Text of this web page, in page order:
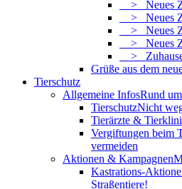
> Neues
> Neues
> Neues
> Neues
> Zuhause
Grüße aus dem
Tierschutz
Allgemeine InfosRund
TierschutzNicht
Tierärzte &
Vergiftungen beim
vermeiden
Aktionen & Kampagnen
Kastrations-
Straßentiere!